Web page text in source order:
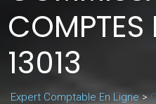
COMPTES
13013
Expert Comptable En Ligne>